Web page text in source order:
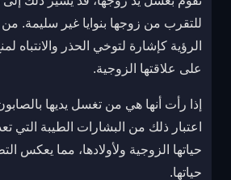
للتقرب من زوجها بنوايا غير سليمة.
الرؤية كإشارة لتوخي الحذر والانتباه
على علاقتها الزوجية.
إذا رأت أنها هي من تغسل يديها
اعتبار ذلك من البشارات الطيبة التي
حياتها الزوجية ولأولادها، مما يعكس
حياتها.